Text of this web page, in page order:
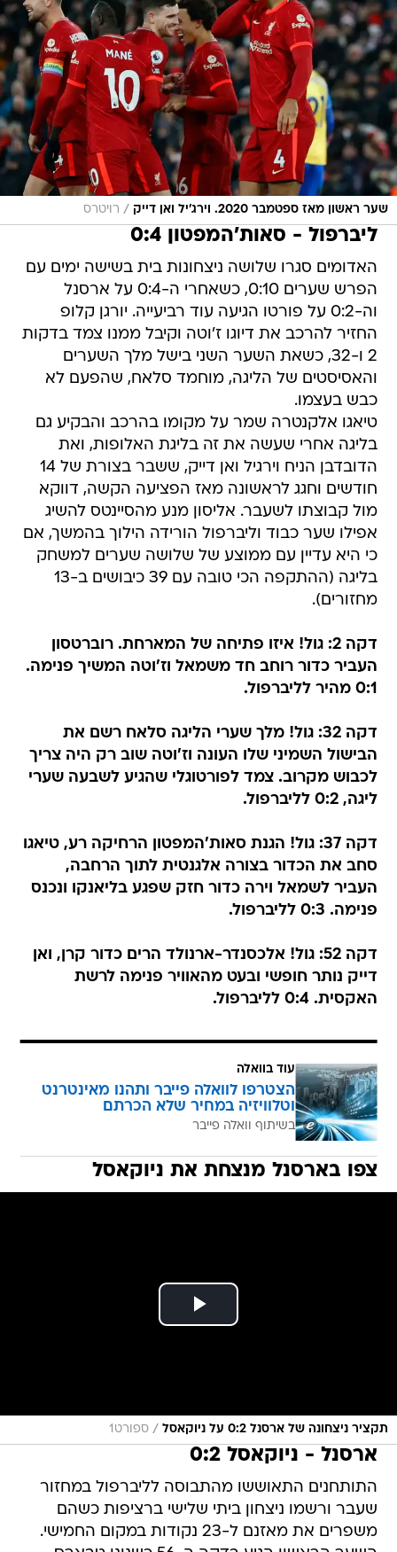
שער ראשון מאז ספטמבר 2020. וירג'יל ואן דייק / רויטרס
ליברפול - סאות'המפטון 0:4
האדומים סגרו שלושה ניצחונות בית בשישה ימים עם
הפרש שערים 0:10, כשאחרי ה-0:4 על ארסנל
וה-0:2 על פורטו הגיעה עוד רביעייה. יורגן קלופ
החזיר להרכב את דיוגו ז'וטה וקיבל ממנו צמד בדקות
2 ו-32, כשאת השער השני בישל מלך השערים
והאסיסטים של הליגה, מוחמד סלאח, שהפעם לא
כבש בעצמו.
טיאגו אלקנטרה שמר על מקומו בהרכב והבקיע גם
בליגה אחרי שעשה את זה בליגת האלופות, ואת
הדובדבן הניח וירגיל ואן דייק, ששבר בצורת של 14
חודשים וחגג לראשונה מאז הפציעה הקשה, דווקא
מול קבוצתו לשעבר. אליסון מנע מהסיינטס להשיג
אפילו שער כבוד וליברפול הורידה הילוך בהמשך, אם
כי היא עדיין עם ממוצע של שלושה שערים למשחק
בליגה (ההתקפה הכי טובה עם 39 כיבושים ב-13
מחזורים).
דקה 2: גול! איזו פתיחה של המארחת. רוברטסון
העביר כדור רוחב חד משמאל וז'וטה המשיך פנימה.
0:1 מהיר לליברפול.
דקה 32: גול! מלך שערי הליגה סלאח רשם את
הבישול השמיני שלו העונה וז'וטה שוב רק היה צריך
לכבוש מקרוב. צמד לפורטוגלי שהגיע לשבעה שערי
ליגה, 0:2 לליברפול.
דקה 37: גול! הגנת סאות'המפטון הרחיקה רע, טיאגו
סחב את הכדור בצורה אלגנטית לתוך הרחבה,
העביר לשמאל וירה כדור חזק שפגע בליאנקו ונכנס
פנימה. 0:3 לליברפול.
דקה 52: גול! אלכסנדר-ארנולד הרים כדור קרן, ואן
דייק נותר חופשי ובעט מהאוויר פנימה לרשת
האקסית. 0:4 לליברפול.
עוד בוואלה
הצטרפו לוואלה פייבר ותהנו מאינטרנט
וטלוויזיה במחיר שלא הכרתם
בשיתוף וואלה פייבר
צפו בארסנל מנצחת את ניוקאסל
תקציר ניצחונה של ארסנל 0:2 על ניוקאסל / ספורט1
ארסנל - ניוקאסל 0:2
התותחנים התאוששו מהתבוסה לליברפול במחזור
שעבר ורשמו ניצחון ביתי שלישי ברציפות כשהם
משפרים את מאזנם ל-23 נקודות במקום החמישי.